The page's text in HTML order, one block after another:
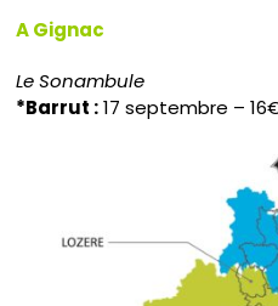
A Gignac
Le Sonambule
*Barrut :17 septembre –